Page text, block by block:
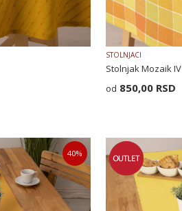
STOLNJACI
Stolnjak Mozaik IV
850,00 RSD
40%